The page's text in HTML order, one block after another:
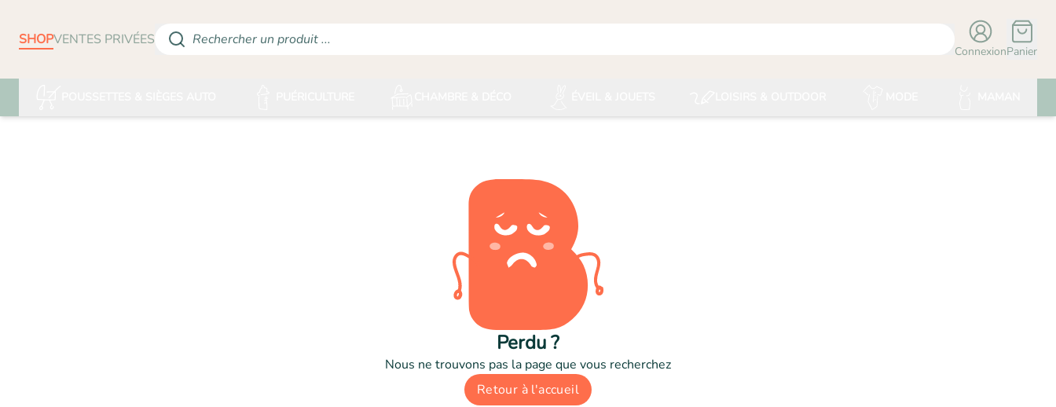
SHOPVENTES PRIVÉES Rechercher un produit ...
ConnexionPanier
Perdu ?
Nous ne trouvons pas la page que vous recherchez
Retour à l'accueil